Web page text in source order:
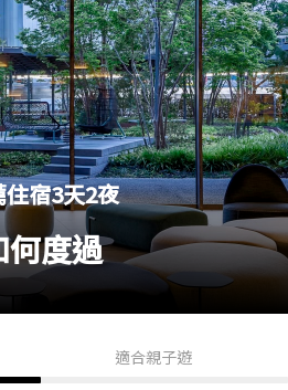
住宿3天2夜
何度過
適合親子遊